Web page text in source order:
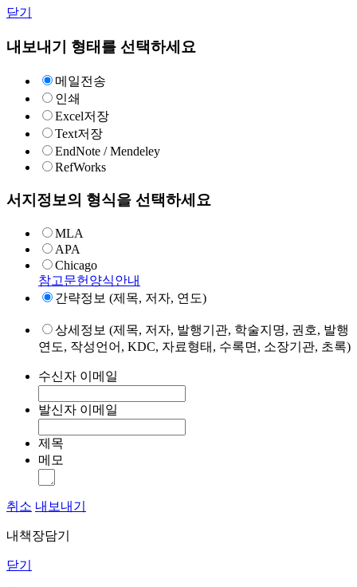
닫기
내보내기 형태를 선택하세요
메일전송
인쇄
Excel저장
Text저장
EndNote / Mendeley
RefWorks
서지정보의 형식을 선택하세요
MLA
APA
Chicago
참고문헌양식안내
간략정보 (제목, 저자, 연도)
상세정보 (제목, 저자, 발행기관, 학술지명, 권호, 발행
연도, 작성언어, KDC, 자료형태, 수록면, 소장기관, 초록)
수신자 이메일
발신자 이메일
제목
메모
취소 내보내기
내책장담기
닫기